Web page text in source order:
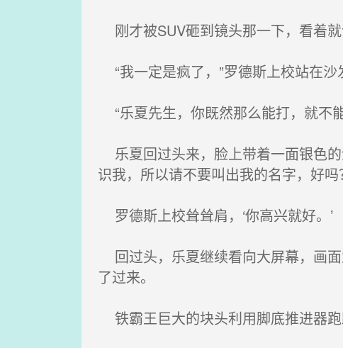
刚才被SUV砸到镜头那一下，看着就
“我一定是疯了，”罗德斯上校站在
“乐夏先生，你既然那么能打，就不
乐夏回过头来，脸上带着一面银色
识我，所以请不要叫出我的名字，好吗
罗德斯上校耸耸肩，‘你高兴就好。’
回过头，乐夏继续看向大屏幕，画
了过来。
铁霸王巨大的块头利用脚底推进器跑